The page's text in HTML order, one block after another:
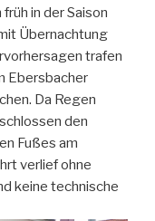
in der Saison
Übernachtung
trafen
Ebersbacher
Da Regen
den
Fußes am
verlief ohne
keine technische